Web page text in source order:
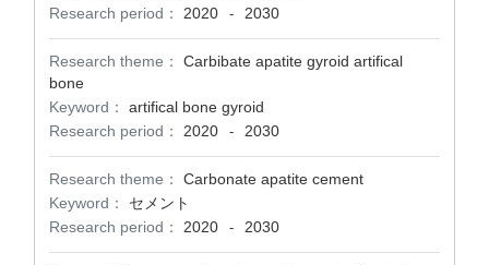
Research period：
2020 - 2030
Research theme：
Carbibate apatite gyroid artifical
bone
Keyword：
artifical bone gyroid
Research period：
2020 - 2030
Research theme：
Carbonate apatite cement
Keyword：
セメント
Research period：
2020 - 2030